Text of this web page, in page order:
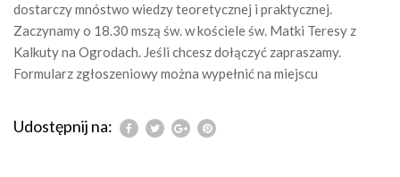
dostarczy mnóstwo wiedzy teoretycznej i praktycznej.
Zaczynamy o 18.30 mszą św. w kościele św. Matki Teresy z
Kalkuty na Ogrodach. Jeśli chcesz dołączyć zapraszamy.
Formularz zgłoszeniowy można wypełnić na miejscu
Udostępnij na: